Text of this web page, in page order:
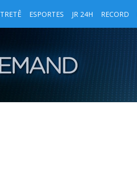
ESPORTES JR 24H RECORD